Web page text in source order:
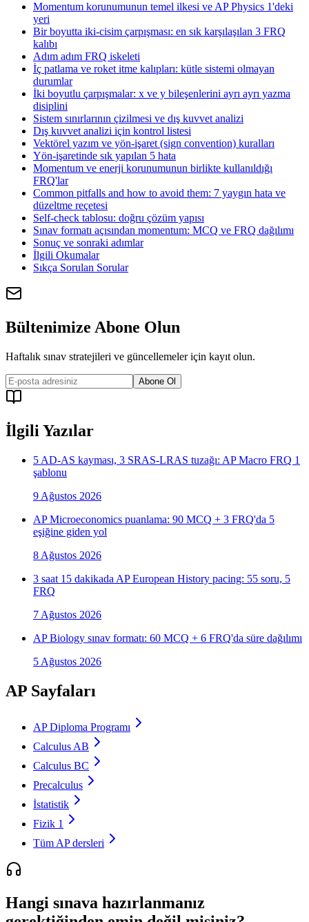
Momentum korunumunun temel ilkesi ve AP Physics 1'deki
yeri
Bir boyutta iki-cisim çarpışması: en sık karşılaşılan 3 FRQ
kalıbı
Adım adım FRQ iskeleti
İç patlama ve roket itme kalıpları: kütle sistemi olmayan
durumlar
İki boyutlu çarpışmalar: x ve y bileşenlerini ayrı ayrı yazma
disiplini
Sistem sınırlarının çizilmesi ve dış kuvvet analizi
Dış kuvvet analizi için kontrol listesi
Vektörel yazım ve yön-işaret (sign convention) kuralları
Yön-işaretinde sık yapılan 5 hata
Momentum ve enerji korunumunun birlikte kullanıldığı
FRQ'lar
Common pitfalls and how to avoid them: 7 yaygın hata ve
düzeltme reçetesi
Self-check tablosu: doğru çözüm yapısı
Sınav formatı açısından momentum: MCQ ve FRQ dağılımı
Sonuç ve sonraki adımlar
İlgili Okumalar
Sıkça Sorulan Sorular
Bültenimize Abone Olun
Haftalık sınav stratejileri ve güncellemeler için kayıt olun.
Abone Ol
İlgili Yazılar
5 AD-AS kayması, 3 SRAS-LRAS tuzağı: AP Macro FRQ 1
şablonu
9 Ağustos 2026
AP Microeconomics puanlama: 90 MCQ + 3 FRQ'da 5
eşiğine giden yol
8 Ağustos 2026
3 saat 15 dakikada AP European History pacing: 55 soru, 5
FRQ
7 Ağustos 2026
AP Biology sınav formatı: 60 MCQ + 6 FRQ'da süre dağılımı
5 Ağustos 2026
AP Sayfaları
AP Diploma Programı
Calculus AB
Calculus BC
Precalculus
İstatistik
Fizik 1
Tüm AP dersleri
Hangi sınava hazırlanmanız